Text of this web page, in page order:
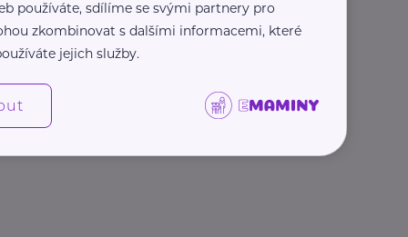
používáte, sdílíme se svými partnery pro
zkombinovat s dalšími informacemi, které
jejich služby.